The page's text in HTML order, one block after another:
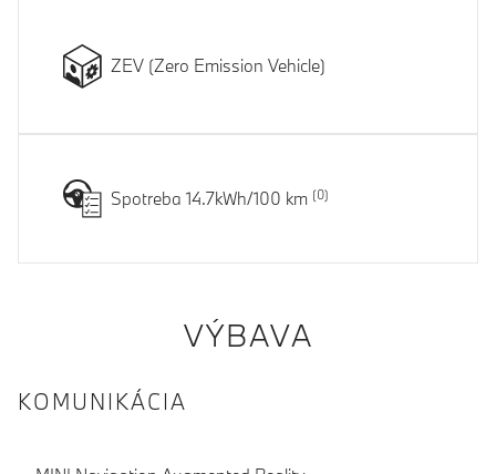
ZEV (Zero Emission Vehicle)
Spotreba 14.7kWh/100 km
VÝBAVA
KOMUNIKÁCIA